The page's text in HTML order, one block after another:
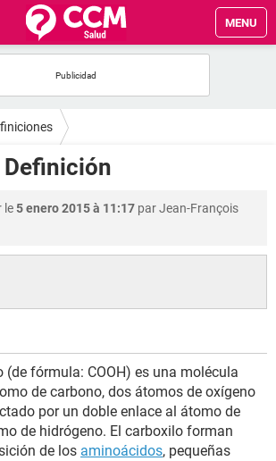
MENU
le5 enero 2015 à 11:17 parJean-François
(de fórmula: COOH) es una molécula
de carbono, dos átomos de oxígeno
por un doble enlace al átomo de
de hidrógeno. El carboxilo forman
de los aminoácidos, pequeñas